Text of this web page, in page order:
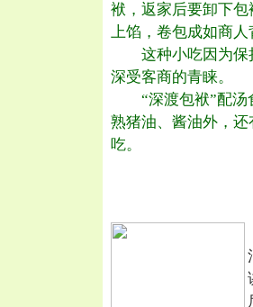
袱，返家后要卸下
上馅，卷包成如商
这种小吃因为保持
深受客商的青睐。
“深渡包袱”配汤
熟猪油、酱油外，
吃。